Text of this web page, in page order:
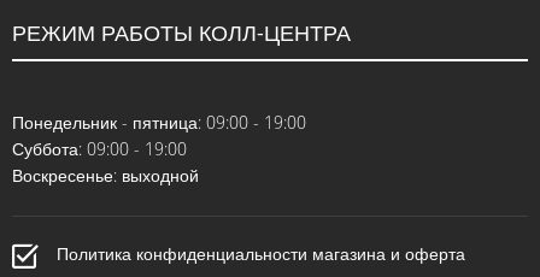
РЕЖИМ РАБОТЫ КОЛЛ-ЦЕНТРА
Понедельник - пятница: 09:00 - 19:00
Суббота: 09:00 - 19:00
Воскресенье: выходной
Политика конфиденциальности магазина и оферта